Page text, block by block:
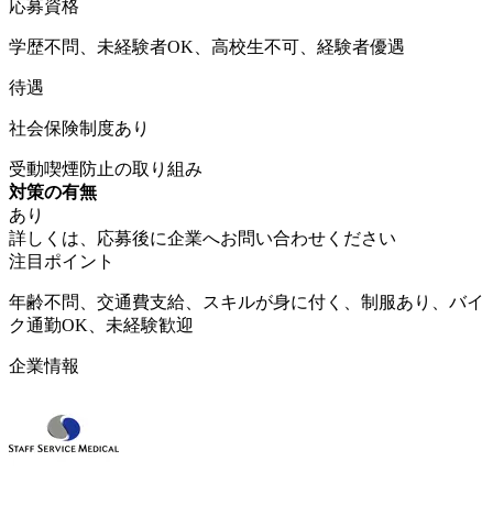
応募資格
学歴不問、未経験者OK、高校生不可、経験者優遇
待遇
社会保険制度あり
受動喫煙防止の取り組み
対策の有無
あり
詳しくは、応募後に企業へお問い合わせください
注目ポイント
年齢不問、交通費支給、スキルが身に付く、制服あり、バイ
ク通勤OK、未経験歓迎
企業情報